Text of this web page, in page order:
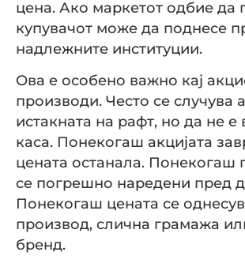
цена. Ако маркетот одбие да
купувачот може да поднесе
надлежните институции.
Ова е особено важно кај
производи. Често се случува
истакната на рафт, но да не е
каса. Понекогаш акцијата
цената останала. Понекогаш
се погрешно наредени пред
Понекогаш цената се
производ, слична грамажа
бренд.